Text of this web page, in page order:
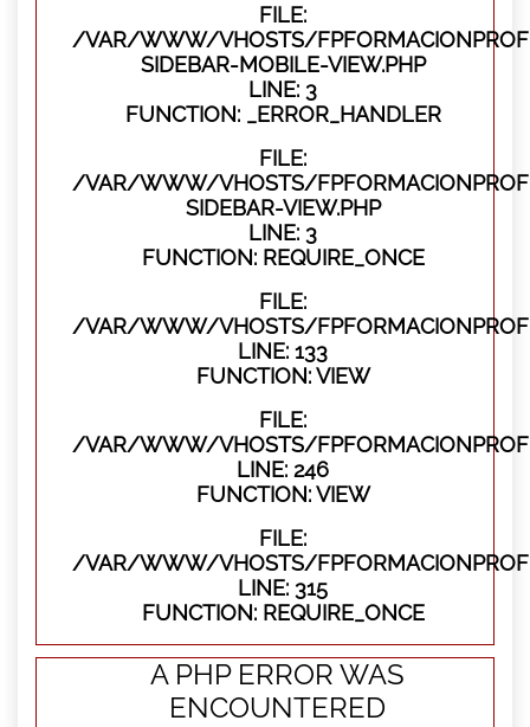
FILE:
/VAR/WWW/VHOSTS/
SIDEBAR-MOBILE-VIEW.PHP
LINE: 3
FUNCTION: _ERROR_HANDLER
FILE:
/VAR/WWW/VHOSTS/
SIDEBAR-VIEW.PHP
LINE: 3
FUNCTION: REQUIRE_ONCE
FILE:
/VAR/WWW/VHOSTS/
LINE: 133
FUNCTION: VIEW
FILE:
/VAR/WWW/VHOSTS/
LINE: 246
FUNCTION: VIEW
FILE:
/VAR/WWW/VHOSTS/
LINE: 315
FUNCTION: REQUIRE_ONCE
A PHP ERROR WAS
ENCOUNTERED